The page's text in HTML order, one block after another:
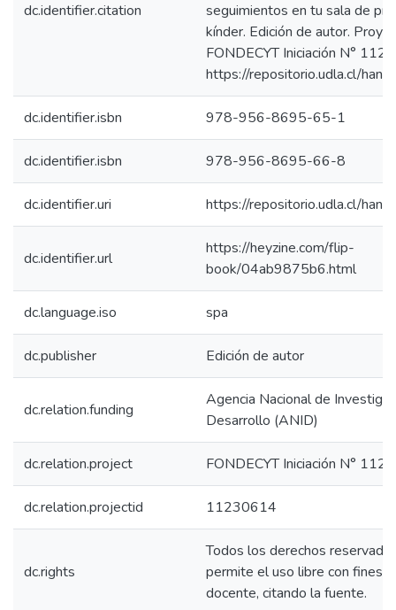
dc.identifier.citation
seguimientos en tu sala de
kínder. Edición de autor.
FONDECYT Iniciación N°
https://repositorio.udla.cl/
dc.identifier.isbn 978-956-8695-65-1
dc.identifier.isbn 978-956-8695-66-8
dc.identifier.uri https://repositorio.udla.cl/
dc.identifier.url
https://heyzine.com/flip-
book/04ab9875b6.html
dc.language.iso spa
dc.publisher Edición de autor
dc.relation.funding
Agencia Nacional de
Desarrollo (ANID)
dc.relation.project FONDECYT Iniciación N°
dc.relation.projectid 11230614
dc.rights
Todos los derechos
permite el uso libre con fines
docente, citando la fuente.